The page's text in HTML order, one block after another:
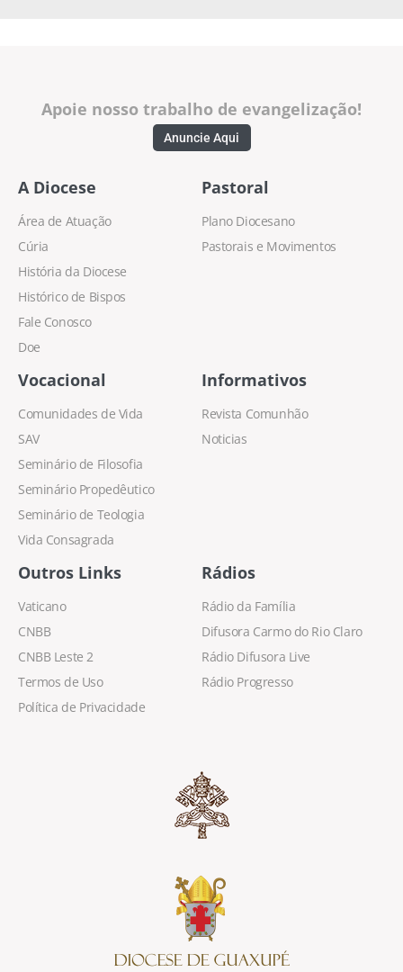
Apoie nosso trabalho de evangelização!
Anuncie Aqui
A Diocese
Área de Atuação
Cúria
História da Diocese
Histórico de Bispos
Fale Conosco
Doe
Pastoral
Plano Diocesano
Pastorais e Movimentos
Vocacional
Comunidades de Vida
SAV
Seminário de Filosofia
Seminário Propedêutico
Seminário de Teologia
Vida Consagrada
Informativos
Revista Comunhão
Noticias
Outros Links
Vaticano
CNBB
CNBB Leste 2
Termos de Uso
Política de Privacidade
Rádios
Rádio da Família
Difusora Carmo do Rio Claro
Rádio Difusora Live
Rádio Progresso